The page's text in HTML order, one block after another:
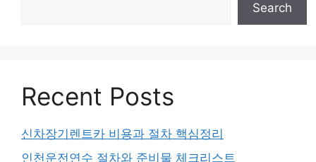
Search
Recent Posts
신차장기렌트카 비용과 절차 핵심정리
인천운전연수 절차와 준비물 체크리스트